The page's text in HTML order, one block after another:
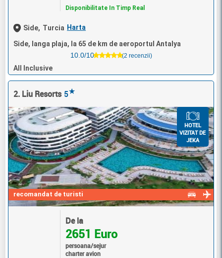
Disponibilitate In Timp Real
Side, Turcia Harta
Side, langa plaja, la 65 de km de aeroportul Antalya
10.0/10
(2 recenzii)
All Inclusive
2. Liu Resorts 5★
recomandat de turisti
HOTEL
VIZITAT DE
JEKA
De la
2651 Euro
persoana/sejur
charter avion